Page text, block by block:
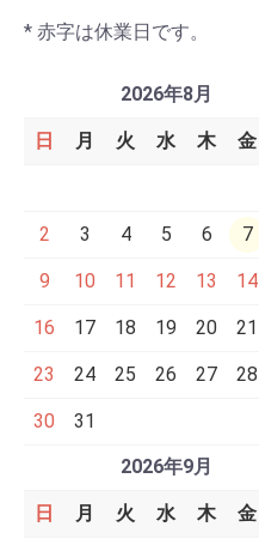
* 赤字は休業日です。
2026年8月
日 月 火 水 木 金
2 3 4 5 6 7
9 10 11 12 13 14
16 17 18 19 20 21
23 24 25 26 27 28
30
31
2026年9月
日 月 火 水 木 金